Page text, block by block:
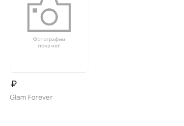
₽
Glam Forever